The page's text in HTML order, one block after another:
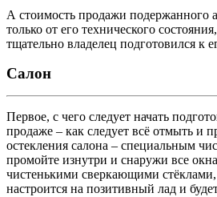
А стоимость продажи подержанного
только от его технического
тщательно владелец подготовился к
Салон
Первое, с чего следует начать
продаже – как следует всё отмыть и
остекления салона – специальным
промойте изнутри и снаружи все
чистенькими сверкающими
настроится на позитивный лад и